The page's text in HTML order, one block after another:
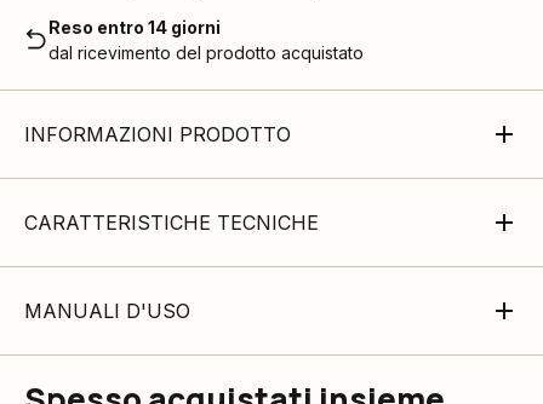
Reso entro 14 giorni
dal ricevimento del prodotto acquistato
INFORMAZIONI PRODOTTO
CARATTERISTICHE TECNICHE
MANUALI D'USO